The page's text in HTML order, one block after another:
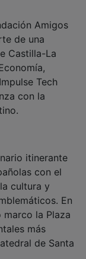
de una
Castilla-La
Tech
con la
con el
cultura y
En
la Plaza
más
de Santa